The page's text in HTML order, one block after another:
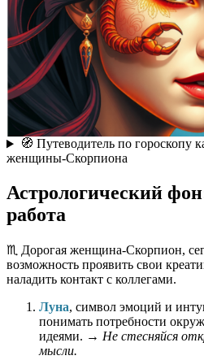
🧭 Путеводитель по гороскопу
женщины-Скорпиона
Астрологический
работа
♏️ Дорогая женщина-Скорпион,
возможность проявить свои
наладить контакт с коллегами.
Луна, символ эмоций и
понимать потребности
идеями. → Не стесняйся
мысли.